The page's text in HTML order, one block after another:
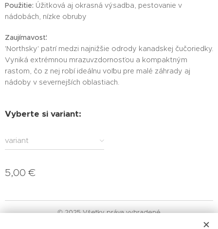
Použitie: Úžitková aj okrasná výsadba, pestovanie v
nádobách, nízke obruby
Zaujímavosť:
'Northsky' patrí medzi najnižšie odrody kanadskej čučoriedky.
Vyniká extrémnou mrazuvzdornosťou a kompaktným
rastom, čo z nej robí ideálnu voľbu pre malé záhrady aj
nádoby v severnejších oblastiach.
Vyberte si variant:
variant
5,00 €
© 2025 Všetky práva vyhradené
Reklamačný